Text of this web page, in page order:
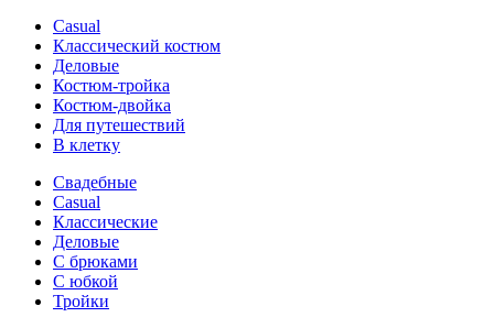
Casual
Классический костюм
Деловые
Костюм-тройка
Костюм-двойка
Для путешествий
В клетку
Свадебные
Casual
Классические
Деловые
С брюками
С юбкой
Тройки